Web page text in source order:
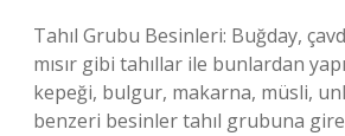
Tahıl Grubu Besinleri: Buğday,
mısır gibi tahıllar ile bunlardan
kepeği, bulgur, makarna, müsli,
benzeri besinler tahıl grubuna